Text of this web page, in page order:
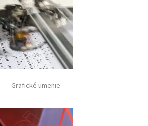
Grafické umenie